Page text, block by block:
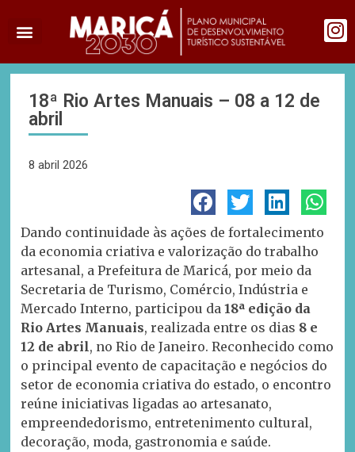
18ª Rio Artes Manuais – 08 a 12 de
abril
8 abril 2026
Dando continuidade às ações de fortalecimento
da economia criativa e valorização do trabalho
artesanal, a Prefeitura de Maricá, por meio da
Secretaria de Turismo, Comércio, Indústria e
Mercado Interno, participou da 18ª edição da
Rio Artes Manuais, realizada entre os dias 8 e
12 de abril, no Rio de Janeiro. Reconhecido como
o principal evento de capacitação e negócios do
setor de economia criativa do estado, o encontro
reúne iniciativas ligadas ao artesanato,
empreendedorismo, entretenimento cultural,
decoração, moda, gastronomia e saúde.